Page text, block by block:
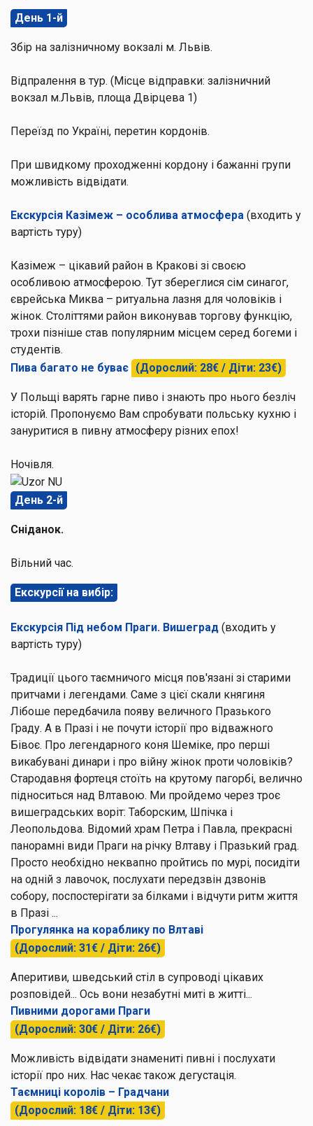
День 1-й
Збір на залізничному вокзалі м. Львів.
Відпралення в тур. (Місце відправки: залізничний
вокзал м.Львів, площа Двірцева 1)
Переїзд по Україні, перетин кордонів.
При швидкому проходженні кордону і бажанні групи
можливість відвідати.
Екскурсія Казімеж – особлива атмосфера (входить у
вартість туру)
Казімеж – цікавий район в Кракові зі своєю
особливою атмосферою. Тут збереглися сім синагог,
єврейська Миква – ритуальна лазня для чоловіків і
жінок. Століттями район виконував торгову функцію,
трохи пізніше став популярним місцем серед богеми і
студентів.
Пива багато не буває (Дорослий: 28€ / Діти: 23€)
У Польщі варять гарне пиво і знають про нього безліч
історій. Пропонуємо Вам спробувати польську кухню і
зануритися в пивну атмосферу різних епох!
Ночівля.
День 2-й
Сніданок.
Вільний час.
Екскурсії на вибір:
Екскурсія Під небом Праги. Вишеград (входить у
вартість туру)
Традиції цього таємничого місця пов'язані зі старими
притчами і легендами. Саме з цієї скали княгиня
Лібоше передбачила появу величного Празького
Граду. А в Празі і не почути історії про відважного
Бівоє. Про легендарного коня Шеміке, про перші
викабувані динари і про війну жінок проти чоловіків?
Стародавня фортеця стоїть на крутому пагорбі, велично
підноситься над Влтавою. Ми пройдемо через троє
вишеградських воріт: Таборским, Шпічка і
Леопольдова. Відомий храм Петра і Павла, прекрасні
панорамні види Праги на річку Влтаву і Празький град.
Просто необхідно неквапно пройтись по мурі, посидіти
на одній з лавочок, послухати передзвін дзвонів
собору, поспостерігати за білками і відчути ритм життя
в Празі ...
Прогулянка на кораблику по Влтаві
(Дорослий: 31€ / Діти: 26€)
Аперитиви, шведський стіл в супроводі цікавих
розповідей... Ось вони незабутні миті в житті...
Пивними дорогами Праги
(Дорослий: 30€ / Діти: 26€)
Можливість відвідати знамениті пивні і послухати
історії про них. Нас чекає також дегустація.
Таємниці королів – Градчани
(Дорослий: 18€ / Діти: 13€)